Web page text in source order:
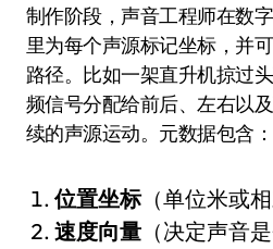
制作阶段，声音工程师在数
里为每个声源标记坐标，并
路径。比如一架直升机掠过
频信号分配给前后、左右以
续的声源运动。元数据包含：
位置坐标（单位米或相
速度向量（决定声音是